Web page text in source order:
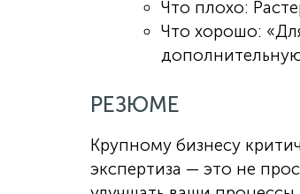
Что плохо:
Что хорошо:
РЕЗЮМЕ
Крупному бизнесу
экспертиза — это не